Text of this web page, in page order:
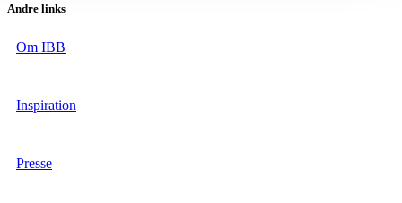
Andre links
Om IBB
Inspiration
Presse